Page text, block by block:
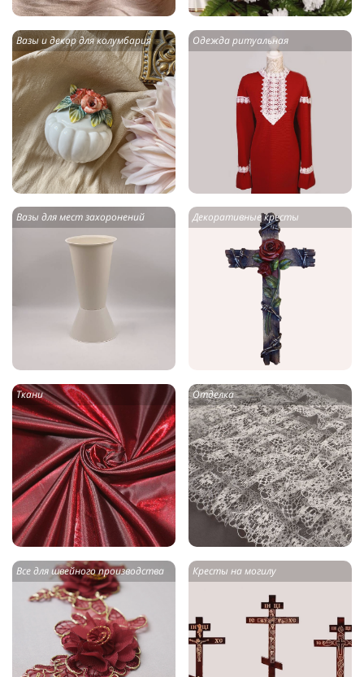
Вазы и декор для колумбария Одежда ритуальная
Вазы для мест захоронений Декоративные кресты
Ткани Отделка
Все для швейного производства Кресты на могилу